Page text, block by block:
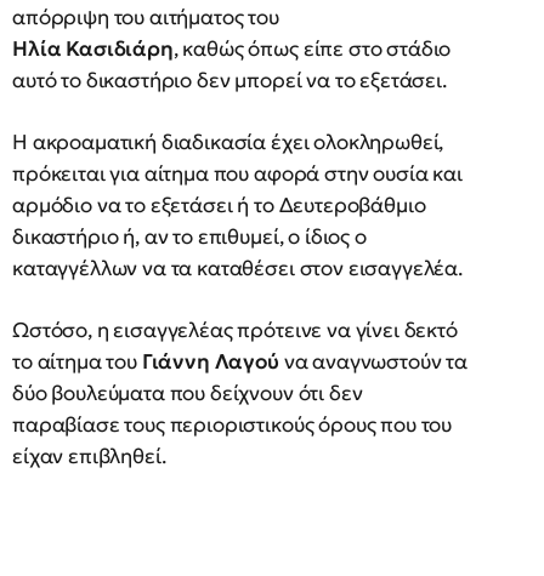
απόρριψη του αιτήματος του
Ηλία Κασιδιάρη, καθώς όπως είπε στο στάδιο
αυτό το δικαστήριο δεν μπορεί να το εξετάσει.
Η ακροαματική διαδικασία έχει ολοκληρωθεί,
πρόκειται για αίτημα που αφορά στην ουσία και
αρμόδιο να το εξετάσει ή το Δευτεροβάθμιο
δικαστήριο ή, αν το επιθυμεί, ο ίδιος ο
καταγγέλλων να τα καταθέσει στον εισαγγελέα.
Ωστόσο, η εισαγγελέας πρότεινε να γίνει δεκτό
το αίτημα του Γιάννη Λαγού να αναγνωστούν τα
δύο βουλεύματα που δείχνουν ότι δεν
παραβίασε τους περιοριστικούς όρους που του
είχαν επιβληθεί.